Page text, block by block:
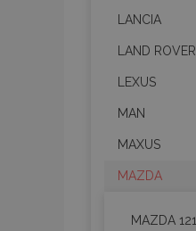
LANCIA
LAND ROVER
LEXUS
MAN
MAXUS
MAZDA
MAZDA 121